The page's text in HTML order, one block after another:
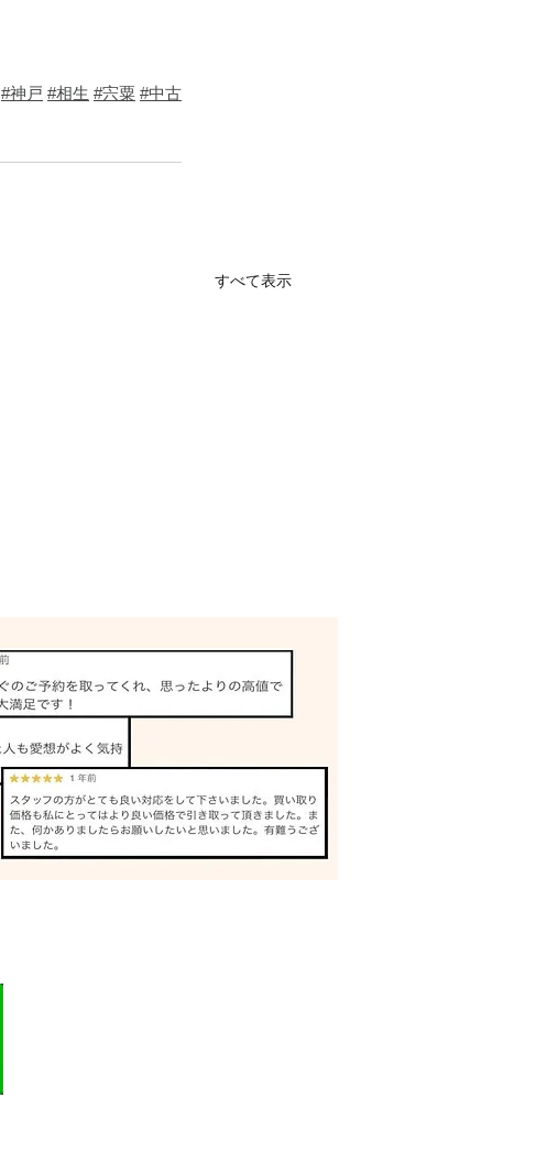
#神戸 #相生 #宍粟 #中古
すべて表示
リノリュームローラー 買取
加古川｜姫路の買取専門店